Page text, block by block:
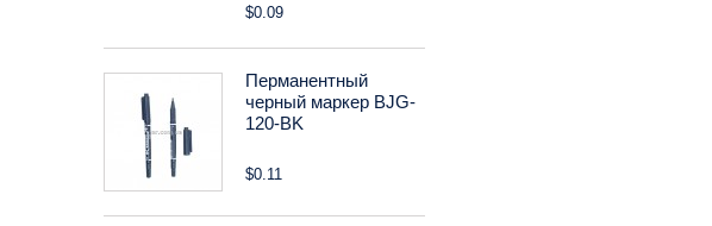
$0.09
Перманентный
черный маркер BJG-
120-BK
$0.11